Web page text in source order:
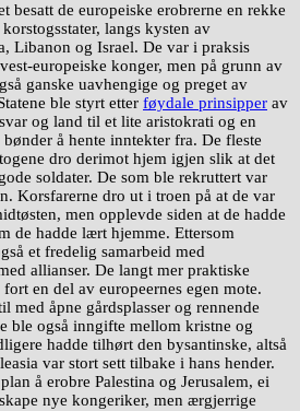
besatt de europeiske erobrerne en rekke
langs kysten av
Libanon og Israel. De var i praksis
europeiske konger, men på grunn av
ganske uavhengige og preget av
ble styrt etter føydale prinsipper av
og land til et lite aristokrati og en
å hente inntekter fra. De fleste
dro derimot hjem igjen slik at det
soldater. De som ble rekruttert var
Korsfarerne dro ut i troen på at de var
men opplevde siden at de hadde
de hadde lært hjemme. Ettersom
et fredelig samarbeid med
allianser. De langt mer praktiske
en del av europeernes egen mote.
med åpne gårdsplasser og rennende
ble også inngifte mellom kristne og
hadde tilhørt den bysantinske, altså
var stort sett tilbake i hans hender.
å erobre Palestina og Jerusalem, ei
nye kongeriker, men ærgjerrige